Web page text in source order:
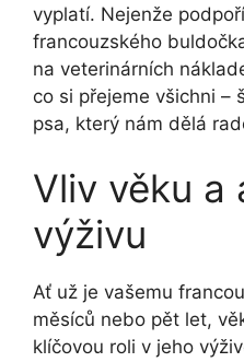
vyplatí. ⁣Nejenže
francouzského
na veterinárních
co si přejeme všichni –
psa, který nám dělá
Vliv věku‌ a
výživu
Ať už je vašemu
měsíců‌ nebo pět let,
klíčovou roli v jeho